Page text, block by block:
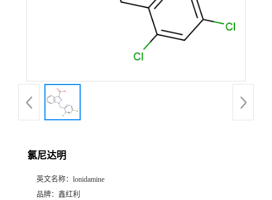
氯尼达明
英文名称： lonidamine
品牌： 鑫红利